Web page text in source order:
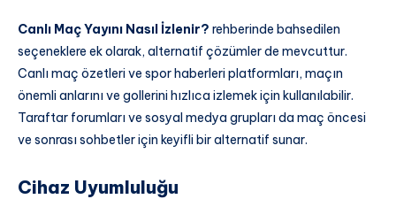
Canlı Maç Yayını Nasıl İzlenir? rehberinde bahsedilen
seçeneklere ek olarak, alternatif çözümler de mevcuttur.
Canlı maç özetleri ve spor haberleri platformları, maçın
önemli anlarını ve gollerini hızlıca izlemek için kullanılabilir.
Taraftar forumları ve sosyal medya grupları da maç öncesi
ve sonrası sohbetler için keyifli bir alternatif sunar.
Cihaz Uyumluluğu